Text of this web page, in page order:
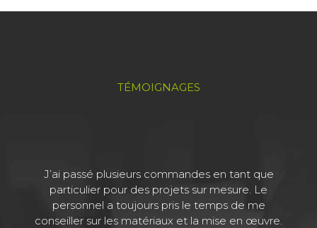
TÉMOIGNAGES
J’ai passé plusieurs commandes en tant que
particulier pour des projets sur mesure. Le
personnel a toujours pris le temps de me
conseiller sur les matériaux et la mise en œuvre.